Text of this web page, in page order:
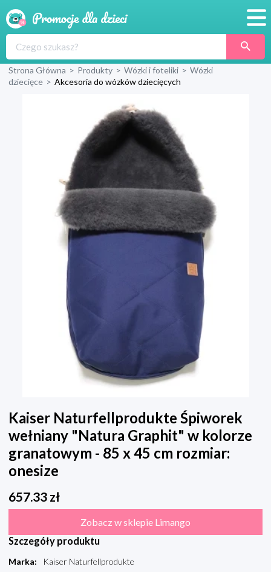
Produkty
Sklepy
Blog
Wyprawka
Strona Główna > Produkty > Wózki i foteliki > Wózki
dziecięce > Akcesoria do wózków dziecięcych
Kaiser Naturfellprodukte Śpiworek
wełniany "Natura Graphit" w kolorze
granatowym - 85 x 45 cm rozmiar:
onesize
657.33 zł
Zobacz w sklepie Limango
Szczegóły produktu
Marka:
Kaiser Naturfellprodukte